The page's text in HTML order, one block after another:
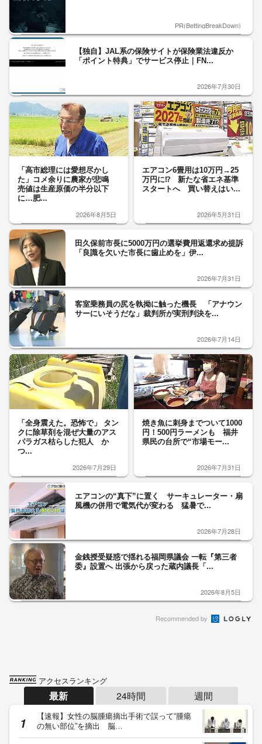
PR(BettingBreakDown)
【独自】JAL系の保険サイトが保険業法違反か
「ポイント特典」でサービス停止｜FN...
2026年7月30日
「高市総理には愛想尽かし
た」コメ余りに農家が悲鳴
売値は生産原価の半分以下
に…肥...
2026年8月5日
エアコン6畳用は10万円→25
万円に⁉ 新たな省エネ基準
スタートへ 買い替えはい...
2026年5月31日
田久保前市長に5000万円の選挙費用返還求め提訴
「良識を欠いた市長に歯止めを」伊...
2026年7月31日
客室乗務員の尻を執拗に触った機長 「アナウン
サーにいそうだな」裁判所が実刑判決を...
2026年7月14日
「全身震えた。恐怖で」 タン
クに除草剤を混ぜ大量のアス
パラガス枯らした犯人 か
つ...
2026年7月29日
焼き魚に刺身までついて1000
円！500円ラーメンも 福井
県民の台所で“市場モー...
2026年7月31日
エアコンの“真下”に置く サーキュレーター・扇
風機の併用で電気代が変わる 猛暑で...
2026年7月28日
金銭授受疑惑で揺れる福岡県議会 一転『第三者
委』設置へ 出張から戻った蔵内議長「...
2026年8月5日
Recommended by
アクセスランキング
最新 24時間 週間
【速報】女性の脳腫瘍摘出手術で誤って“腫瘍
の無い部位”を摘出 脳…